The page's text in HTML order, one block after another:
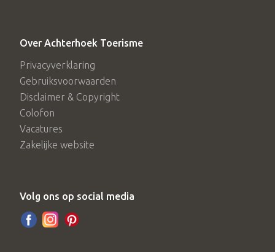
Over Achterhoek Toerisme
Privacyverklaring
Gebruiksvoorwaarden
Disclaimer & Copyright
Colofon
Vacatures
Zakelijke website
Volg ons op social media